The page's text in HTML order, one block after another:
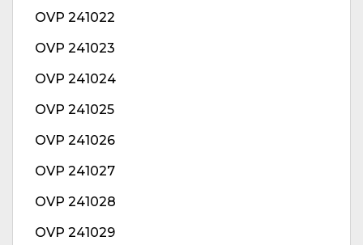
OVP 241022
OVP 241023
OVP 241024
OVP 241025
OVP 241026
OVP 241027
OVP 241028
OVP 241029